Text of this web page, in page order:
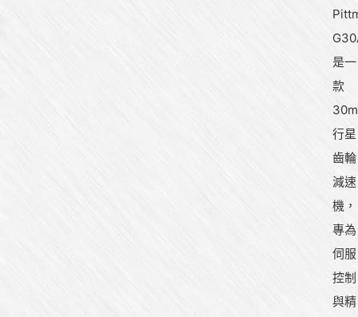
是一
款
行星
齒輪
減速
機，
專為
伺服
控制
與精